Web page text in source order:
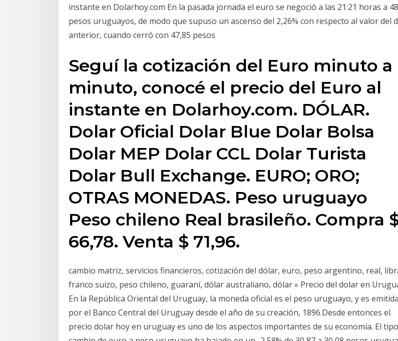
instante en Dolarhoy.com En la pasada jornada el euro se negoció a las 21:21 horas a
pesos uruguayos, de modo que supuso un ascenso del 2,26% con respecto al valor del
anterior, cuando cerró con 47,85 pesos
Seguí la cotización del Euro minuto a
minuto, conocé el precio del Euro al
instante en Dolarhoy.com. DÓLAR.
Dolar Oficial Dolar Blue Dolar Bolsa
Dolar MEP Dolar CCL Dolar Turista
Dolar Bull Exchange. EURO; ORO;
OTRAS MONEDAS. Peso uruguayo
Peso chileno Real brasileño. Compra
66,78. Venta $ 71,96.
cambio matriz, servicios financieros, cotización del dólar, euro, peso argentino, real,
franco suizo, peso chileno, guaraní, dólar australiano, dólar » Precio del dolar en
En la República Oriental del Uruguay, la moneda oficial es el peso uruguayo, y es emitida
por el Banco Central del Uruguay desde el año de su creación, 1896.Desde entonces el
precio dolar hoy en uruguay es uno de los aspectos importantes de su economía. El